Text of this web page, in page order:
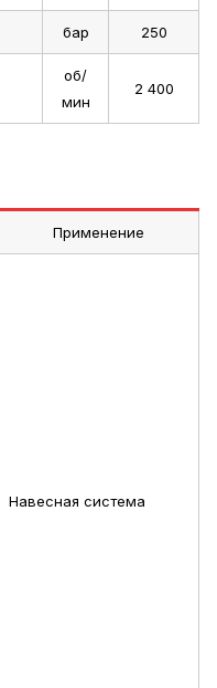
бар 250
об/
мин
2 400‬
Применение
Навесная система